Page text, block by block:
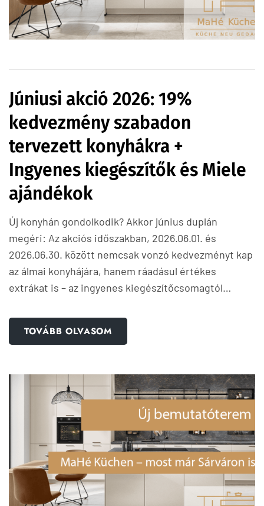
Júniusi akció 2026: 19%
kedvezmény szabadon
tervezett konyhákra +
Ingyenes kiegészítők és Miele
ajándékok
Új konyhán gondolkodik? Akkor június duplán
megéri: Az akciós időszakban, 2026.06.01. és
2026.06.30. között nemcsak vonzó kedvezményt kap
az álmai konyhájára, hanem ráadásul értékes
extrákat is – az ingyenes kiegészítőcsomagtól…
TOVÁBB OLVASOM